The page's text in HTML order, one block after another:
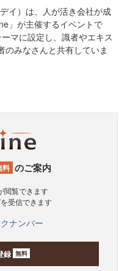
イ）は、人が活き会社が成
」が主催するイベントで
マに設定し、識者やエキス
のみなさんと共有していま
料 のご案内
閲覧できます
受信できます
ナンバー
録 無料